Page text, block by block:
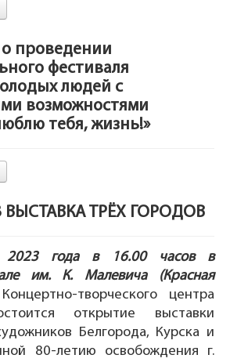
проведении
фестиваля
людей с
возможностями
тебя, жизнь!»
ВЫСТАВКА ТРЁХ ГОРОДОВ
года в 16.00 часов в
им. К. Малевича (Красная
Концертно-творческого центра
открытие выставки
Белгорода, Курска и
80-летию освобождения г.